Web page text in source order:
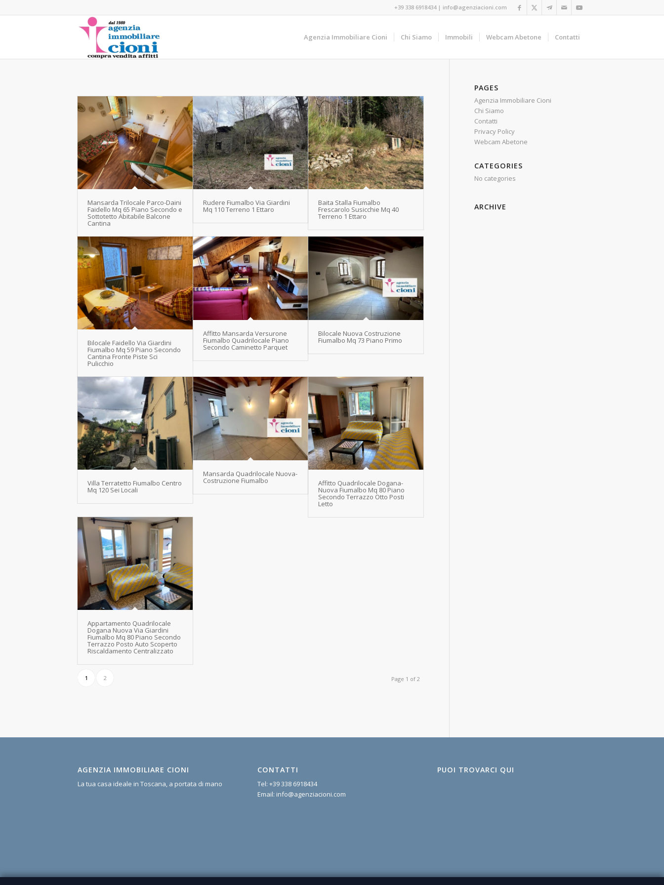
+39 338 6918434| info@agenziacioni.com
Agenzia Immobiliare Cioni Chi Siamo Immobili Webcam Abetone Contatti
Mansarda Trilocale Parco-Daini
Faidello Mq 65 Piano Secondo e
Sottotetto Abitabile Balcone
Cantina
Rudere Fiumalbo Via Giardini
Mq 110 Terreno 1 Ettaro
Baita Stalla Fiumalbo
Frescarolo Susicchie Mq 40
Terreno 1 Ettaro
Bilocale Faidello Via Giardini
Fiumalbo Mq 59 Piano Secondo
Cantina Fronte Piste Sci
Pulicchio
Affitto Mansarda Versurone
Fiumalbo Quadrilocale Piano
Secondo Caminetto Parquet
Bilocale Nuova Costruzione
Fiumalbo Mq 73 Piano Primo
Villa Terratetto Fiumalbo Centro
Mq 120 Sei Locali
Mansarda Quadrilocale Nuova-
Costruzione Fiumalbo Affitto Quadrilocale Dogana-
Nuova Fiumalbo Mq 80 Piano
Secondo Terrazzo Otto Posti
Letto
Appartamento Quadrilocale
Dogana Nuova Via Giardini
Fiumalbo Mq 80 Piano Secondo
Terrazzo Posto Auto Scoperto
Riscaldamento Centralizzato
Page 1 of 2
1 2
PAGES
Agenzia Immobiliare Cioni
Chi Siamo
Contatti
Privacy Policy
Webcam Abetone
CATEGORIES
No categories
ARCHIVE
AGENZIA IMMOBILIARE CIONI
La tua casa ideale in Toscana, a portata di mano
CONTATTI
Tel: +39 338 6918434
Email: info@agenziacioni.com
PUOI TROVARCI QUI